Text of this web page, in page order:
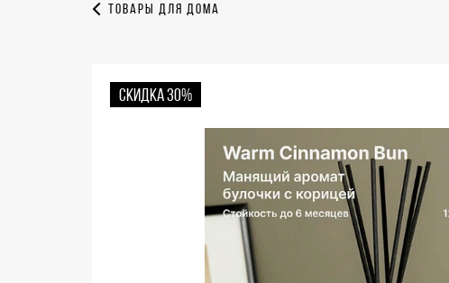
Товары для дома
СКИДКА 30%